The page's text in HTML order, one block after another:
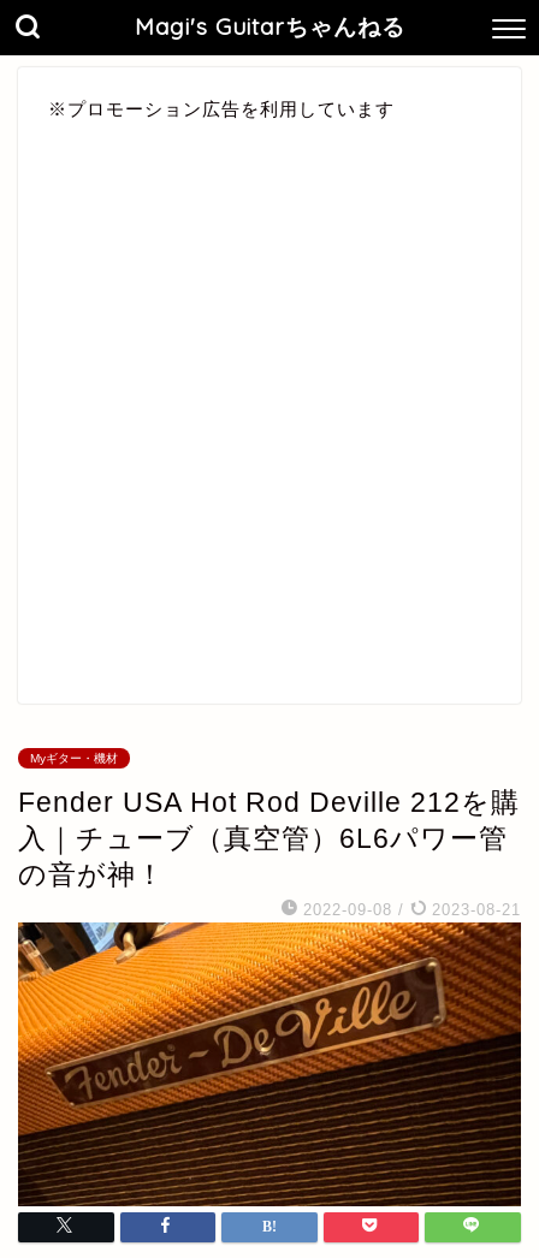
Magi's Guitarちゃんねる
※プロモーション広告を利用しています
Myギター・機材
Fender USA Hot Rod Deville 212を購
入｜チューブ（真空管）6L6パワー管
の音が神！
2022-09-08 / 2023-08-21